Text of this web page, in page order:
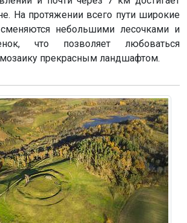
На протяжении всего пути широкие
небольшими лесочками и
что позволяет любоваться
прекрасным ландшафтом.